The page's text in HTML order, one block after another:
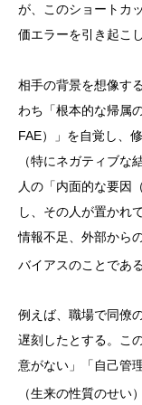
が、このショートカ
価エラーを引き起こ
相手の背景を想像す
わち「根本的な帰属
FAE）」を自覚し、
（特にネガティブな
人の「内面的な要因
し、その人が置かれ
情報不足、外部から
バイアスのことであ
例えば、職場で同僚
遅刻したとする。こ
意がない」「自己管
（生来の性質のせい